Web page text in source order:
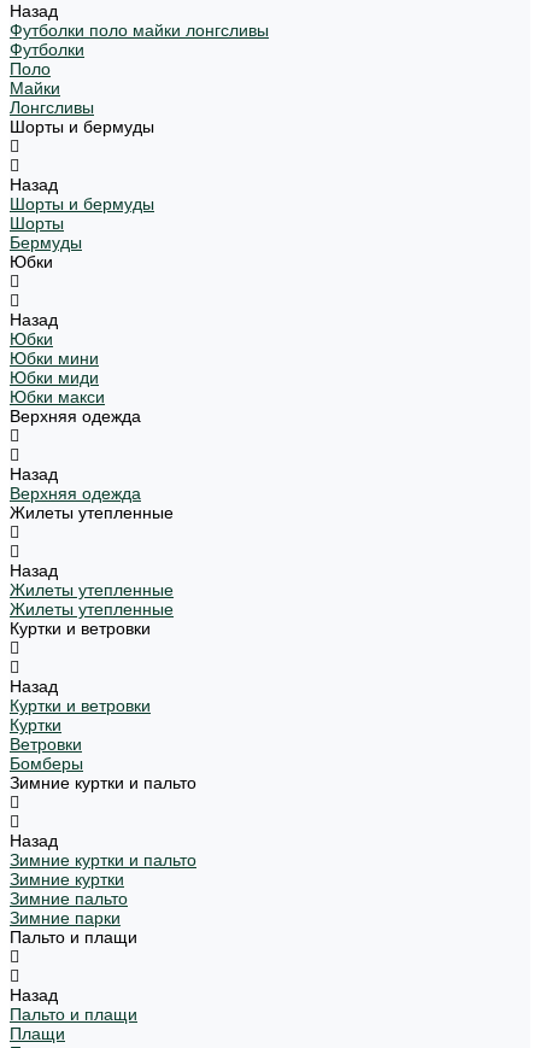
Назад
Футболки поло майки лонгсливы
Футболки
Поло
Майки
Лонгсливы
Шорты и бермуды
Назад
Шорты и бермуды
Шорты
Бермуды
Юбки
Назад
Юбки
Юбки мини
Юбки миди
Юбки макси
Верхняя одежда
Назад
Верхняя одежда
Жилеты утепленные
Назад
Жилеты утепленные
Жилеты утепленные
Куртки и ветровки
Назад
Куртки и ветровки
Куртки
Ветровки
Бомберы
Зимние куртки и пальто
Назад
Зимние куртки и пальто
Зимние куртки
Зимние пальто
Зимние парки
Пальто и плащи
Назад
Пальто и плащи
Плащи